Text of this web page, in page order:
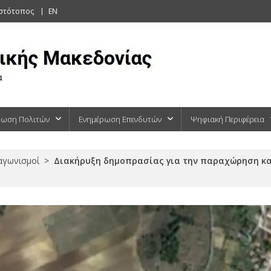
EN
Πολιτών Ενημέρωση Επενδυτών Ψηφιακή Περιφέρεια
> Διακήρυξη δημοπρασίας για την παραχώρηση